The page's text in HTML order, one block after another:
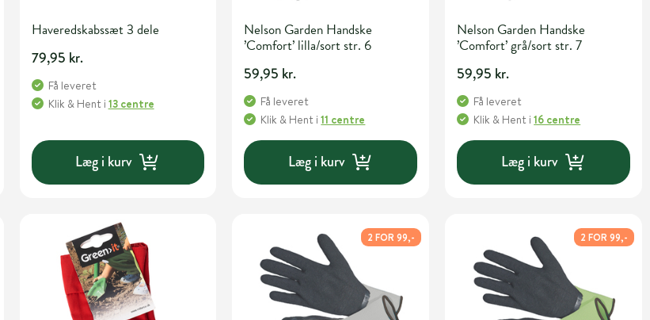
Haveredskabssæt 3 dele
79,95 kr.
Få leveret
Klik & Hent i 13 centre
Læg i kurv
Nelson Garden Handske
’Comfort’ lilla/sort str. 6
59,95 kr.
Få leveret
Klik & Hent i11 centre
Læg i kurv
Nelson Garden Handske
’Comfort’ grå/sort str. 7
59,95 kr.
Få leveret
Klik & Hent i16 centre
Læg i kurv
2 FOR 99,- 2 FOR 99,-